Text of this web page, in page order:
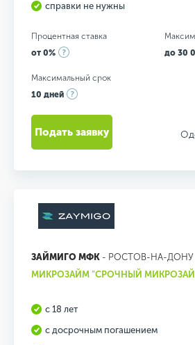
справки не нужны
Процентная ставка
от 0%
до 30
Максимальный срок
10 дней
Подать заявку
ЗАЙМИГО МФК - РОСТОВ-НА-ДОНУ
МИКРОЗАЙМ "СРОЧНЫЙ
с 18 лет
с досрочным погашением